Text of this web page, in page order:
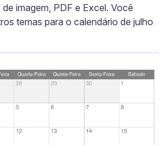
imagem, PDF e Excel. Você
temas para o calendário de julho